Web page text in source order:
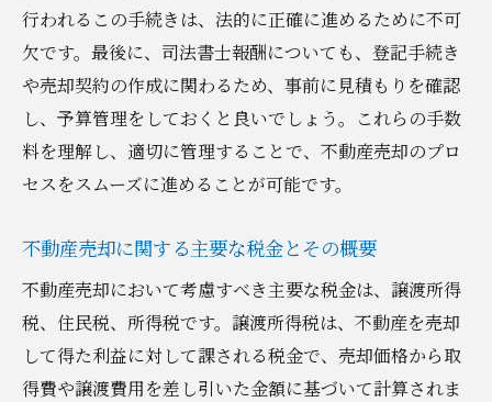
行われるこの手続きは、法的に正確に進めるために不可
欠です。最後に、司法書士報酬についても、登記手続き
や売却契約の作成に関わるため、事前に見積もりを確認
し、予算管理をしておくと良いでしょう。これらの手数
料を理解し、適切に管理することで、不動産売却のプロ
セスをスムーズに進めることが可能です。
不動産売却に関する主要な税金とその概要
不動産売却において考慮すべき主要な税金は、譲渡所得
税、住民税、所得税です。譲渡所得税は、不動産を売却
して得た利益に対して課される税金で、売却価格から取
得費や譲渡費用を差し引いた金額に基づいて計算されま